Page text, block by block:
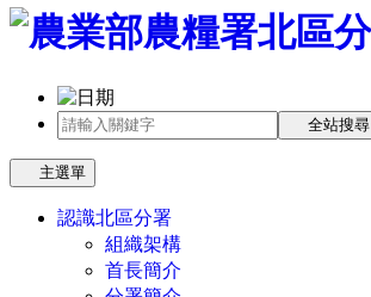
全站搜尋
主選單
認識北區分署
組織架構
首長簡介